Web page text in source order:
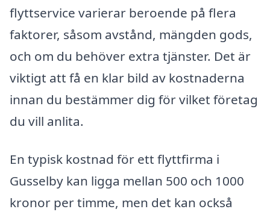
flyttservice varierar beroende på flera
faktorer, såsom avstånd, mängden gods,
och om du behöver extra tjänster. Det är
viktigt att få en klar bild av kostnaderna
innan du bestämmer dig för vilket företag
du vill anlita.
En typisk kostnad för ett flyttfirma i
Gusselby kan ligga mellan 500 och 1000
kronor per timme, men det kan också